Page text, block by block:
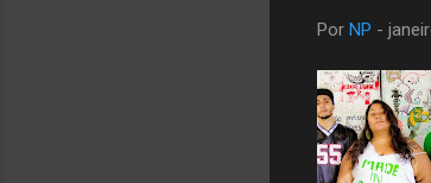
Por NP -